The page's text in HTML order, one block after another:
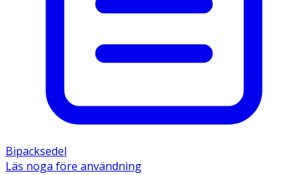
Bipacksedel
Läs noga före användning